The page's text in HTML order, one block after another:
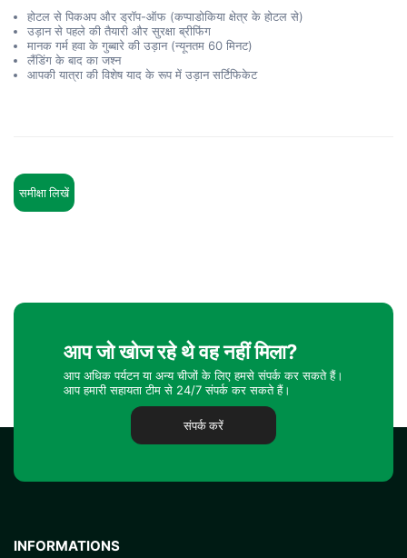
होटल से पिकअप और ड्रॉप-ऑफ (कप्पाडोकिया क्षेत्र के होटल से)
उड़ान से पहले की तैयारी और सुरक्षा ब्रीफिंग
मानक गर्म हवा के गुब्बारे की उड़ान (न्यूनतम 60 मिनट)
लैंडिंग के बाद का जश्न
आपकी यात्रा की विशेष याद के रूप में उड़ान सर्टिफिकेट
समीक्षा लिखें
आप जो खोज रहे थे वह नहीं मिला?
आप अधिक पर्यटन या अन्य चीजों के लिए हमसे संपर्क कर सकते हैं।
आप हमारी सहायता टीम से 24/7 संपर्क कर सकते हैं।
संपर्क करें
INFORMATIONS